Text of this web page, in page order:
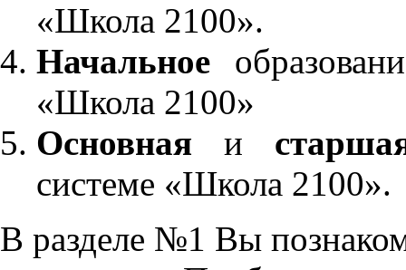
«Школа 2100».
Начальное
«Школа 2100»
Основнаяи
системе «Школа 2100».
В разделе №1 Вы